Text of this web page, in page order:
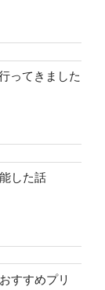
ってきました
した話
すすめプリ